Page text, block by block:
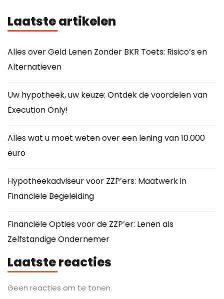
Laatste artikelen
Alles over Geld Lenen Zonder BKR Toets: Risico’s en
Alternatieven
Uw hypotheek, uw keuze: Ontdek de voordelen van
Execution Only!
Alles wat u moet weten over een lening van 10.000
euro
Hypotheekadviseur voor ZZP’ers: Maatwerk in
Financiële Begeleiding
Financiële Opties voor de ZZP’er: Lenen als
Zelfstandige Ondernemer
Laatste reacties
Geen reacties om te tonen.